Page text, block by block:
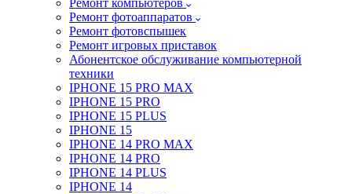
Ремонт компьютеров
Ремонт фотоаппаратов
Ремонт фотовспышек
Ремонт игровых приставок
Абонентское обслуживание компьютерной
техники
IPHONE 15 PRO MAX
IPHONE 15 PRO
IPHONE 15 PLUS
IPHONE 15
IPHONE 14 PRO MAX
IPHONE 14 PRO
IPHONE 14 PLUS
IPHONE 14